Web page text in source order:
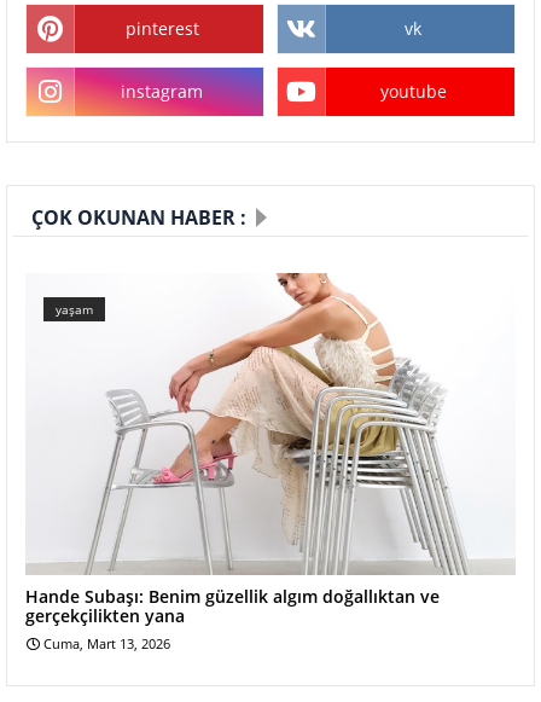
pinterest vk
instagram youtube
ÇOK OKUNAN HABER :
yaşam
Hande Subaşı: Benim güzellik algım doğallıktan ve
gerçekçilikten yana
Cuma, Mart 13, 2026